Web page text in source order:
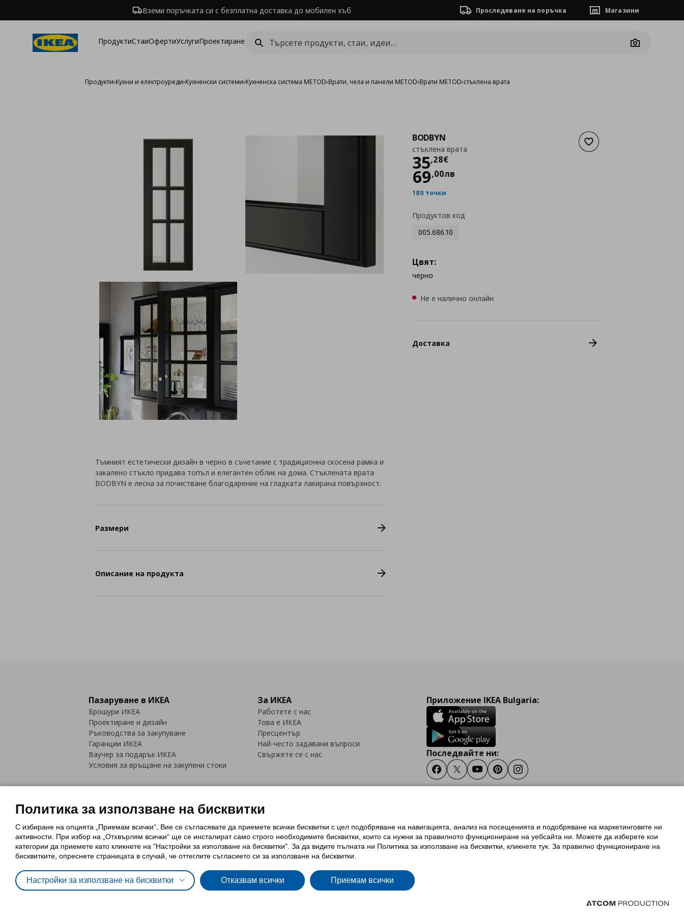
Вземи поръчката си с безплатна доставка до мобилен хъб Проследяване на поръчка Магазини
ПродуктиСтаиОфертиУслугиПроектиране
Camera
Продукти›Кухни и електроуреди›Кухненски системи›Кухненска система METOD›Врати, чела и панели METOD›Врати METOD›стъклена врата
Добави към списъка с
BODBYN
стъклена врата
35,28€
Цена
69,00лв
180 точки
Продуктов код
005.686.10
Цвят:
черно
Не е налично онлайн
Доставка
Тъмният естетически дизайн в черно в съчетание с традиционна скосена рамка и
закалено стъкло придава топъл и елегантен облик на дома. Стъклената врата
BODBYN е лесна за почистване благодарение на гладката лакирана повърхност.
Размери
Описание на продукта
Пазаруване в ИКЕА
Брошури ИКЕА
Проектиране и дизайн
Ръководства за закупуване
Гаранции ИКЕА
Ваучер за подарък ИКЕА
Условия за връщане на закупени стоки
За ИКЕА
Работете с нас
Това е ИКЕА
Пресцентър
Най-често задавани въпроси
Свържете се с нас
Приложение IKEA Bulgaria:
Последвайте ни:
FacebookTwitterYoutubePinterestInstagram
Политика за използване на бисквитки (Cookies)Избор на настройки за използване на бисквиткиУсловия за ползване на ikea.bg
Обща политика за личните данни
Политика за защита на личните данни на ikea.bg
Общи условия на програма IKEA Family
Политика за защита на лични данни на програма IKEA Family
Политика за използване на бисквитки
С избиране на опцията „Приемам всички“, Вие се съгласявате да приемете всички бисквитки с цел подобряване на навигацията, анализ на посещенията и подобряване на маркетинговите ни
активности. При избор на „Отхвърлям всички“ ще се инсталират само строго необходимитe бисквитки, които са нужни за правилното функциониране на уебсайта ни. Можете да изберете кои
категории да приемете като кликнете на "Настройки за използване на бисквитки". За да видите пълната ни Политика за използване на бисквитки, кликнете тук. За правилно функциониране на
бисквитките, опреснете страницата в случай, че оттеглите съгласието си за използване на бисквитки.
Настройки за използване на бисквитки Отказвам всички Приемам всички